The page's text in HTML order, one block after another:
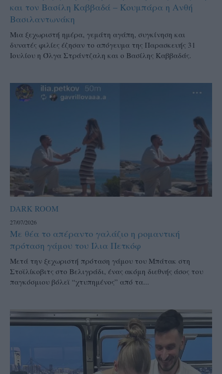
και τον Βασίλη Καββαδά – Κουμπάρα η Ανθή
Βασιλαντωνάκη
Μια ξεχωριστή ημέρα, γεμάτη αγάπη, συγκίνηση και
δυνατές φιλίες έζησαν το απόγευμα της Παρασκευής 31
Ιουλίου η Όλγα Στράντζαλη και ο Βασίλης Καββαδάς.
DARK ROOM
27/07/2026
Με θέα το απέραντο γαλάζιο η ρομαντική
πρόταση γάμου του Ίλια Πετκόφ
Μετά την ξεχωριστή πρόταση γάμου του Μπάτακ στη
Στοϊλίκοβιτς στο Βελιγράδι, ένας ακόμη διεθνής άσος του
παγκόσμιου βόλεϊ “χτυπημένος” από τα...